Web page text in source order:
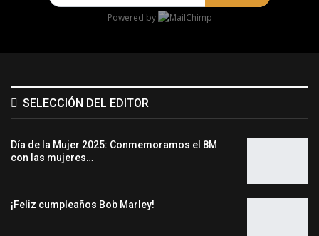
Powered by
SELECCIÓN DEL EDITOR
Día de la Mujer 2025: Conmemoramos el 8M
con las mujeres…
¡Feliz cumpleaños Bob Marley!